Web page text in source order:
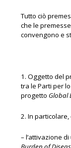
Tutto ciò
che le
convengono e
1. Oggetto del
tra le Parti per
progetto Global
2. In
– l’attivazione